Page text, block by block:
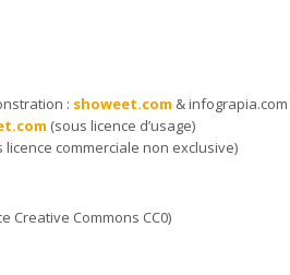
: showeet.com & infograpia.com
(sous licence d’usage)
licence commerciale non exclusive)
Creative Commons CC0)